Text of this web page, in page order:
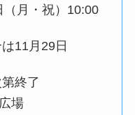
（月・祝）10:00
11月29日
了
場